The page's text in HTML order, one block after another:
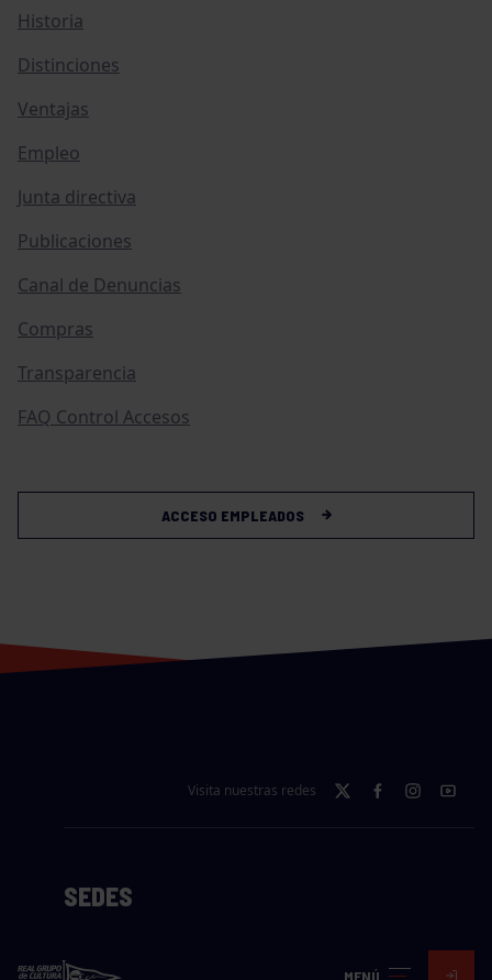
MENÚ
Historia
Distinciones
Ventajas
Empleo
Junta directiva
Publicaciones
Canal de Denuncias
Compras
Transparencia
FAQ Control Accesos
ACCESO EMPLEADOS
Visita nuestras redes
SEDES